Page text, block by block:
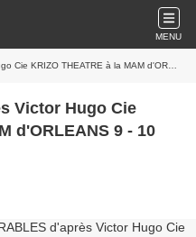
MENU
à la MAM d'ORLEANS 9 - 10 janvier 2016
Victor Hugo Cie
d'ORLEANS 9 - 10